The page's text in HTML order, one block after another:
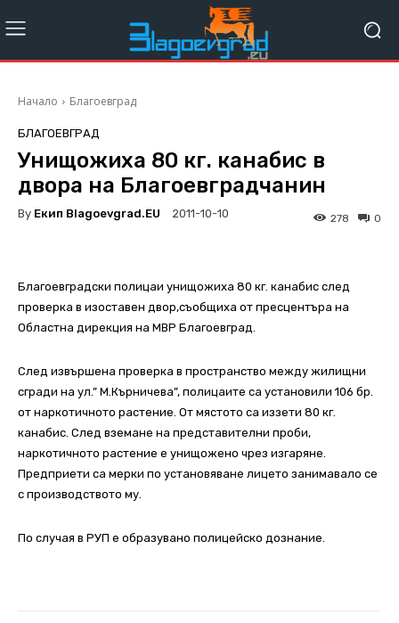
Начало Благоевград
БЛАГОЕВГРАД
Унищожиха 80 кг. канабис в
двора на Благоевградчанин
By Екип Blagoevgrad.EU 2011-10-10 0
278
Благоевградски полицаи унищожиха 80 кг. канабис след
проверка в изоставен двор,съобщиха от пресцентъра на
Областна дирекция на МВР Благоевград.
След извършена проверка в пространство между жилищни
сгради на ул.” М.Кърничева”, полицаите са установили 106 бр.
от наркотичното растение. От мястото са иззети 80 кг.
канабис. След вземане на представителни проби,
наркотичното растение е унищожено чрез изгаряне.
Предприети са мерки по установяване лицето занимавало се
с производството му.
По случая в РУП е образувано полицейско дознание.